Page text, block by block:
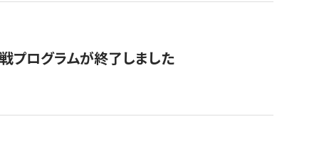
プログラムが終了しました